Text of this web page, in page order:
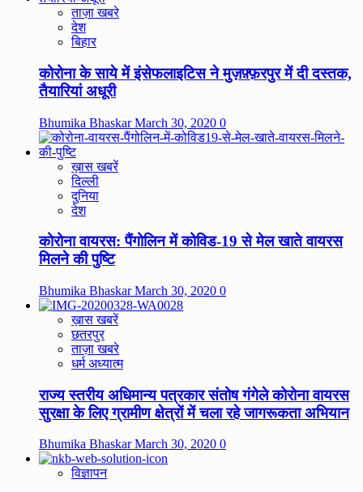
ताज़ा खबरे
देश
बिहार
कोरोना के साये में इंसेफलाइटिस ने मुज़फ़्फ़रपुर में दी दस्तक,
तैयारियां अधूरी
Bhumika BhaskarMarch 30, 2020 0
ख़ास खबरें
दिल्ली
दुनिया
देश
कोरोना वायरस: पैंगोलिन में कोविड-19 से मेल खाते वायरस
मिलने की पुष्टि
Bhumika BhaskarMarch 30, 2020 0
ख़ास खबरें
छतरपुर
ताज़ा खबरे
धर्म अध्यात्म
राज्य स्तरीय अधिमान्य पत्रकार संतोष गंगेले कोरोना वायरस
सुरक्षा के लिए ग्रामीण क्षेत्रों में चला रहे जागरूकता अभियान
Bhumika BhaskarMarch 30, 2020 0
विज्ञापन